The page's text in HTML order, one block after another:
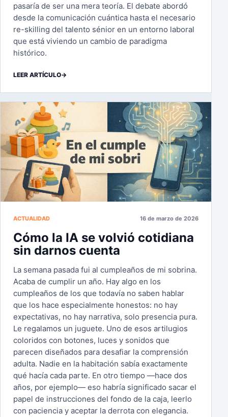
pasaría de ser una mera teoría. El debate abordó
desde la comunicación cuántica hasta el necesario
re-skilling del talento sénior en un entorno laboral
que está viviendo un cambio de paradigma
histórico.
LEER ARTÍCULO→
ACTUALIDAD 16 de marzo de 2026
Cómo la IA se volvió cotidiana
sin darnos cuenta
La semana pasada fui al cumpleaños de mi sobrina.
Acaba de cumplir un año. Hay algo en los
cumpleaños de los que todavía no saben hablar
que los hace especialmente honestos: no hay
expectativas, no hay narrativa, solo presencia pura.
Le regalamos un juguete. Uno de esos artilugios
coloridos con botones, luces y sonidos que
parecen diseñados para desafiar la comprensión
adulta. Nadie en la habitación sabía exactamente
qué hacía cada parte. En otro tiempo —hace dos
años, por ejemplo— eso habría significado sacar el
papel de instrucciones del fondo de la caja, leerlo
con paciencia y aceptar la derrota con elegancia.